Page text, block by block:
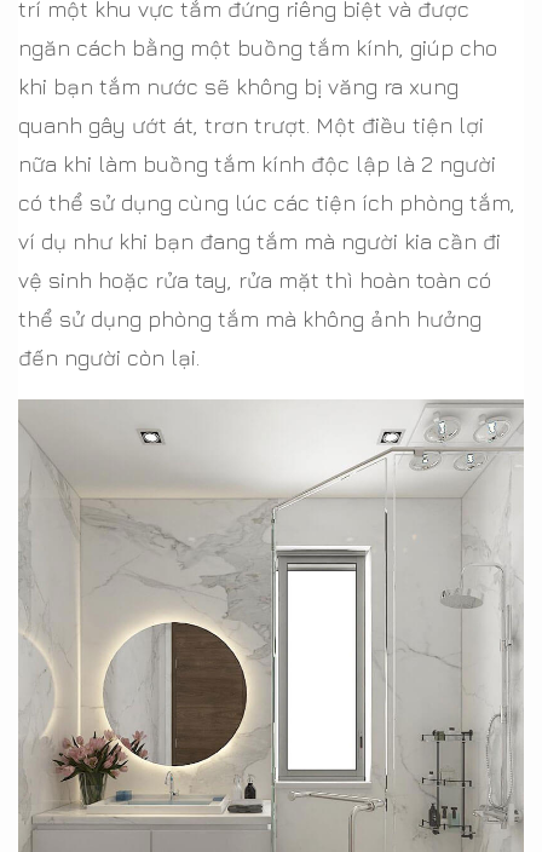
trí một khu vực tắm đứng riêng biệt và được
ngăn cách bằng một buồng tắm kính, giúp cho
khi bạn tắm nước sẽ không bị văng ra xung
quanh gây ướt át, trơn trượt. Một điều tiện lợi
nữa khi làm buồng tắm kính độc lập là 2 người
có thể sử dụng cùng lúc các tiện ích phòng tắm,
ví dụ như khi bạn đang tắm mà người kia cần đi
vệ sinh hoặc rửa tay, rửa mặt thì hoàn toàn có
thể sử dụng phòng tắm mà không ảnh hưởng
đến người còn lại.